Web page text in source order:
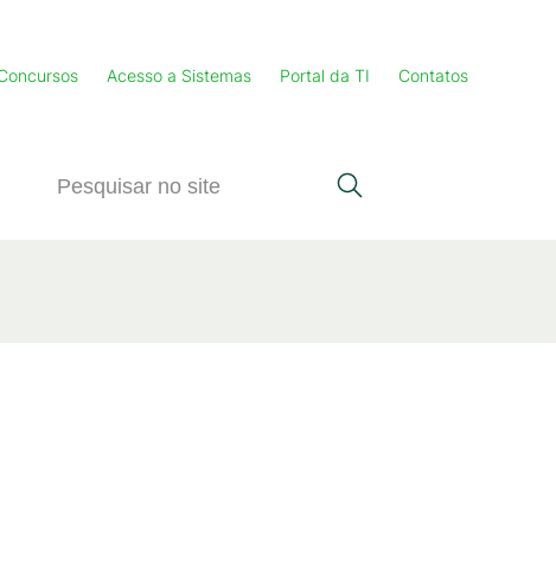
Acesso a Sistemas Portal da TI Contatos